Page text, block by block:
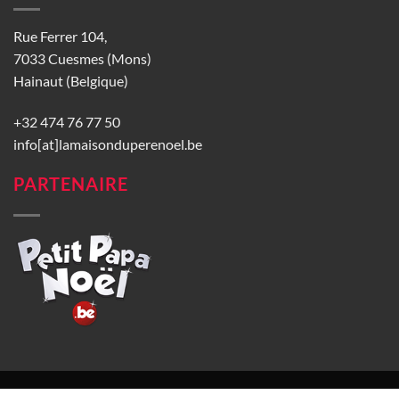
Rue Ferrer 104,
7033 Cuesmes (Mons)
Hainaut (Belgique)
+32 474 76 77 50
info[at]lamaisonduperenoel.be
PARTENAIRE